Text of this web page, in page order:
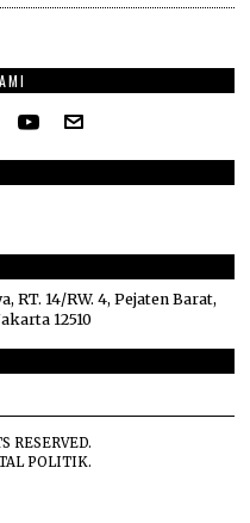
RT. 14/RW. 4, Pejaten Barat,
12510
RESERVED.
POLITIK.